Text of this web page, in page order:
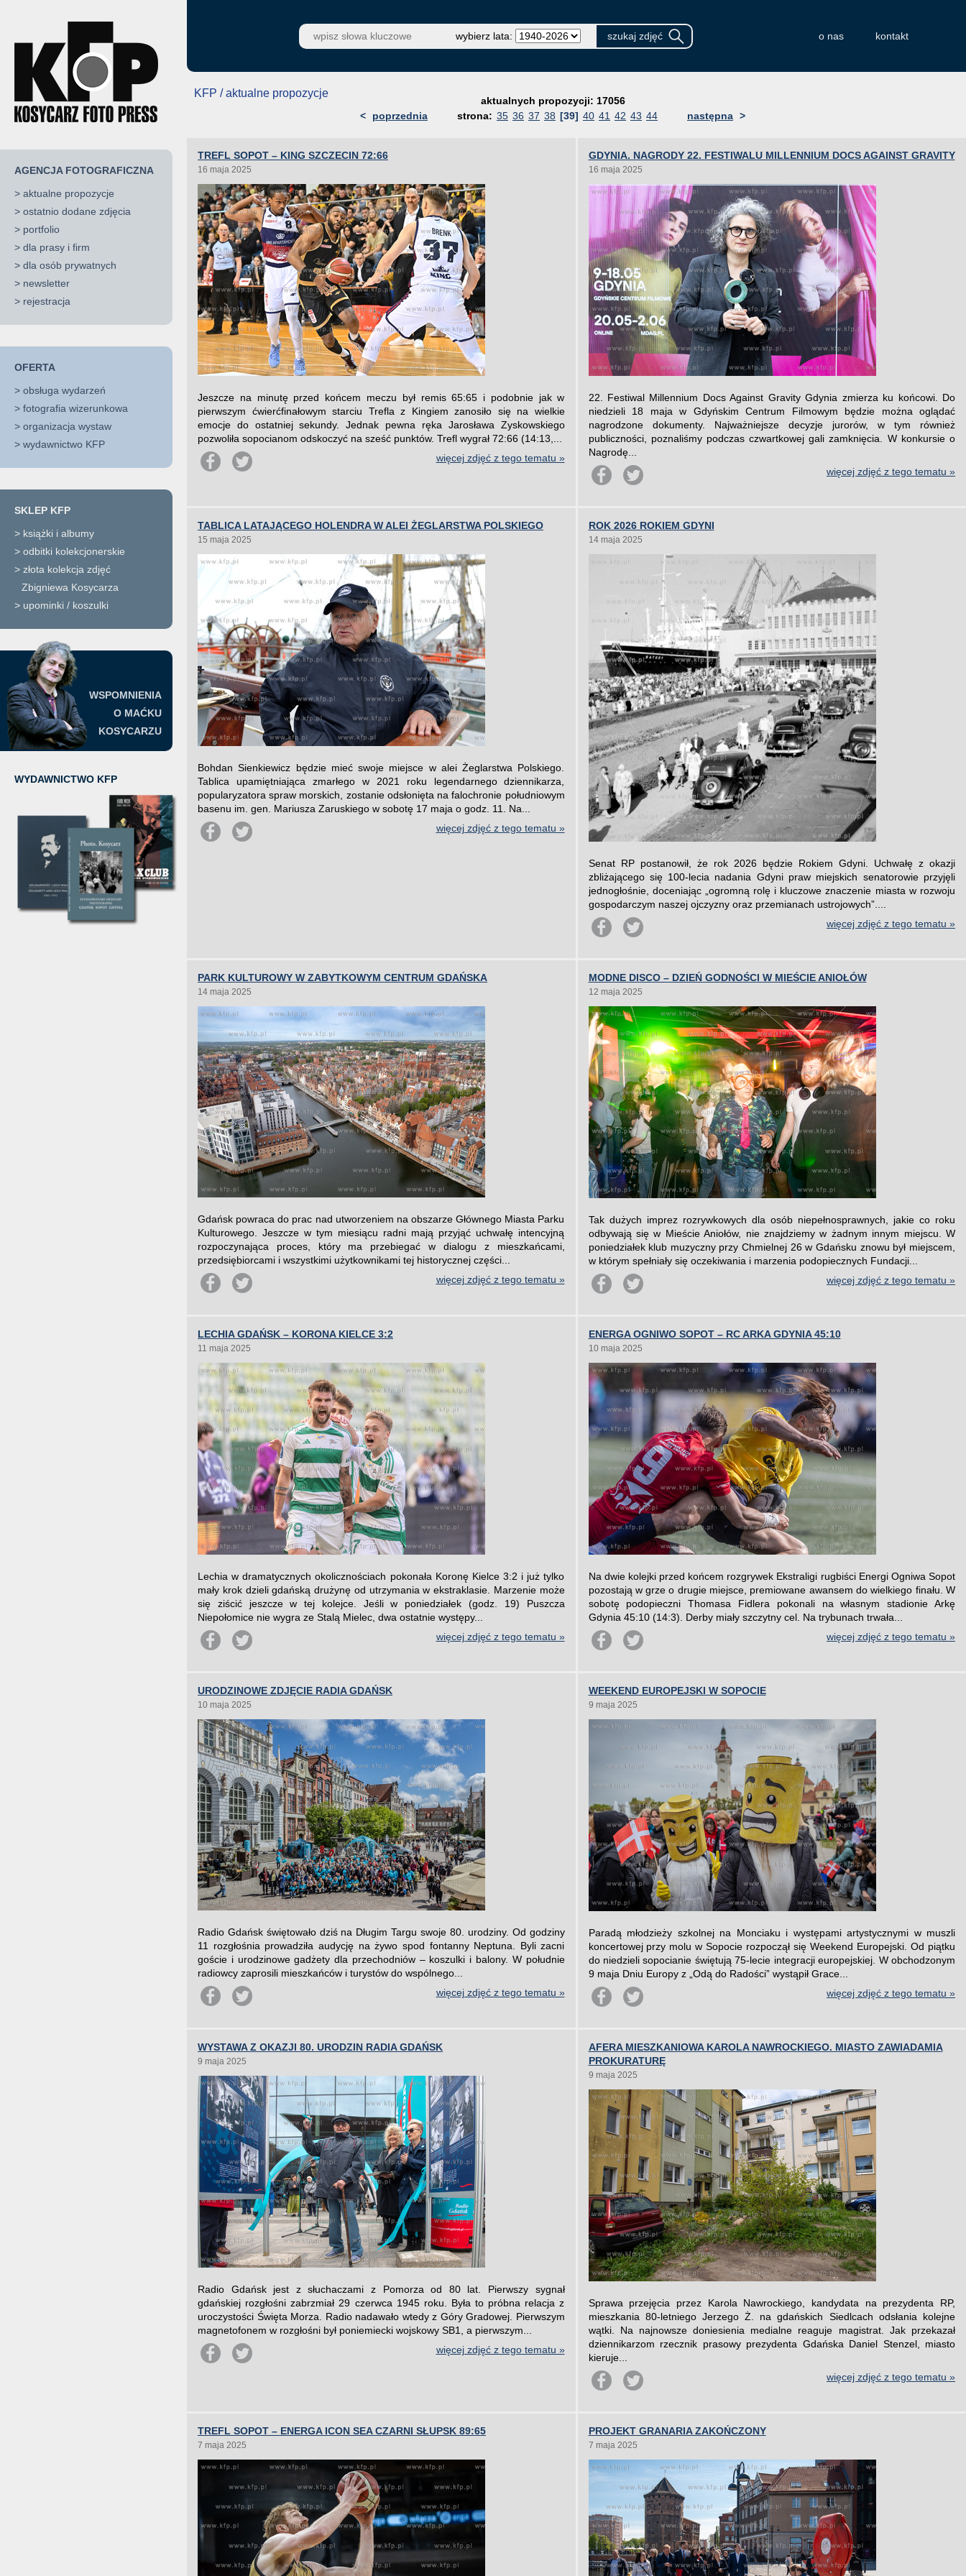
AGENCJA FOTOGRAFICZNA
> aktualne propozycje
> ostatnio dodane zdjęcia
> portfolio
> dla prasy i firm
> dla osób prywatnych
> newsletter
> rejestracja
OFERTA
> obsługa wydarzeń
> fotografia wizerunkowa
> organizacja wystaw
> wydawnictwo KFP
SKLEP KFP
> książki i albumy
> odbitki kolekcjonerskie
> złota kolekcja zdjęć
Zbigniewa Kosycarza
> upominki / koszulki
WSPOMNIENIA
O MAĆKU
KOSYCARZU
WYDAWNICTWO KFP
wybierz lata: o nas kontakt
KFP / aktualne propozycje
aktualnych propozycji: 17056
<
poprzednia strona: 35 36 37 38 [39] 40 41 42 43 44 następna >
TREFL SOPOT – KING SZCZECIN 72:66
16 maja 2025
Jeszcze na minutę przed końcem meczu był remis 65:65 i podobnie jak w
pierwszym ćwierćfinałowym starciu Trefla z Kingiem zanosiło się na wielkie
emocje do ostatniej sekundy. Jednak pewna ręka Jarosława Zyskowskiego
pozwoliła sopocianom odskoczyć na sześć punktów. Trefl wygrał 72:66 (14:13,...
więcej zdjęć z tego tematu »
GDYNIA. NAGRODY 22. FESTIWALU MILLENNIUM DOCS AGAINST GRAVITY
16 maja 2025
22. Festiwal Millennium Docs Against Gravity Gdynia zmierza ku końcowi. Do
niedzieli 18 maja w Gdyńskim Centrum Filmowym będzie można oglądać
nagrodzone dokumenty. Najważniejsze decyzje jurorów, w tym również
publiczności, poznaliśmy podczas czwartkowej gali zamknięcia. W konkursie o
Nagrodę...
więcej zdjęć z tego tematu »
TABLICA LATAJĄCEGO HOLENDRA W ALEI ŻEGLARSTWA POLSKIEGO
15 maja 2025
Bohdan Sienkiewicz będzie mieć swoje miejsce w alei Żeglarstwa Polskiego.
Tablica upamiętniająca zmarłego w 2021 roku legendarnego dziennikarza,
popularyzatora spraw morskich, zostanie odsłonięta na falochronie południowym
basenu im. gen. Mariusza Zaruskiego w sobotę 17 maja o godz. 11. Na...
więcej zdjęć z tego tematu »
ROK 2026 ROKIEM GDYNI
14 maja 2025
Senat RP postanowił, że rok 2026 będzie Rokiem Gdyni. Uchwałę z okazji
zbliżającego się 100-lecia nadania Gdyni praw miejskich senatorowie przyjęli
jednogłośnie, doceniając „ogromną rolę i kluczowe znaczenie miasta w rozwoju
gospodarczym naszej ojczyzny oraz przemianach ustrojowych”....
więcej zdjęć z tego tematu »
PARK KULTUROWY W ZABYTKOWYM CENTRUM GDAŃSKA
14 maja 2025
Gdańsk powraca do prac nad utworzeniem na obszarze Głównego Miasta Parku
Kulturowego. Jeszcze w tym miesiącu radni mają przyjąć uchwałę intencyjną
rozpoczynająca proces, który ma przebiegać w dialogu z mieszkańcami,
przedsiębiorcami i wszystkimi użytkownikami tej historycznej części...
więcej zdjęć z tego tematu »
MODNE DISCO – DZIEŃ GODNOŚCI W MIEŚCIE ANIOŁÓW
12 maja 2025
Tak dużych imprez rozrywkowych dla osób niepełnosprawnych, jakie co roku
odbywają się w Mieście Aniołów, nie znajdziemy w żadnym innym miejscu. W
poniedziałek klub muzyczny przy Chmielnej 26 w Gdańsku znowu był miejscem,
w którym spełniały się oczekiwania i marzenia podopiecznych Fundacji...
więcej zdjęć z tego tematu »
LECHIA GDAŃSK – KORONA KIELCE 3:2
11 maja 2025
Lechia w dramatycznych okolicznościach pokonała Koronę Kielce 3:2 i już tylko
mały krok dzieli gdańską drużynę od utrzymania w ekstraklasie. Marzenie może
się ziścić jeszcze w tej kolejce. Jeśli w poniedziałek (godz. 19) Puszcza
Niepołomice nie wygra ze Stalą Mielec, dwa ostatnie występy...
więcej zdjęć z tego tematu »
ENERGA OGNIWO SOPOT – RC ARKA GDYNIA 45:10
10 maja 2025
Na dwie kolejki przed końcem rozgrywek Ekstraligi rugbiści Energi Ogniwa Sopot
pozostają w grze o drugie miejsce, premiowane awansem do wielkiego finału. W
sobotę podopieczni Thomasa Fidlera pokonali na własnym stadionie Arkę
Gdynia 45:10 (14:3). Derby miały szczytny cel. Na trybunach trwała...
więcej zdjęć z tego tematu »
URODZINOWE ZDJĘCIE RADIA GDAŃSK
10 maja 2025
Radio Gdańsk świętowało dziś na Długim Targu swoje 80. urodziny. Od godziny
11 rozgłośnia prowadziła audycję na żywo spod fontanny Neptuna. Byli zacni
goście i urodzinowe gadżety dla przechodniów – koszulki i balony. W południe
radiowcy zaprosili mieszkańców i turystów do wspólnego...
więcej zdjęć z tego tematu »
WEEKEND EUROPEJSKI W SOPOCIE
9 maja 2025
Paradą młodzieży szkolnej na Monciaku i występami artystycznymi w muszli
koncertowej przy molu w Sopocie rozpoczął się Weekend Europejski. Od piątku
do niedzieli sopocianie świętują 75-lecie integracji europejskiej. W obchodzonym
9 maja Dniu Europy z „Odą do Radości” wystąpił Grace...
więcej zdjęć z tego tematu »
WYSTAWA Z OKAZJI 80. URODZIN RADIA GDAŃSK
9 maja 2025
Radio Gdańsk jest z słuchaczami z Pomorza od 80 lat. Pierwszy sygnał
gdańskiej rozgłośni zabrzmiał 29 czerwca 1945 roku. Była to próbna relacja z
uroczystości Święta Morza. Radio nadawało wtedy z Góry Gradowej. Pierwszym
magnetofonem w rozgłośni był poniemiecki wojskowy SB1, a pierwszym...
więcej zdjęć z tego tematu »
AFERA MIESZKANIOWA KAROLA NAWROCKIEGO. MIASTO ZAWIADAMIA
PROKURATURĘ
9 maja 2025
Sprawa przejęcia przez Karola Nawrockiego, kandydata na prezydenta RP,
mieszkania 80-letniego Jerzego Ż. na gdańskich Siedlcach odsłania kolejne
wątki. Na najnowsze doniesienia medialne reaguje magistrat. Jak przekazał
dziennikarzom rzecznik prasowy prezydenta Gdańska Daniel Stenzel, miasto
kieruje...
więcej zdjęć z tego tematu »
TREFL SOPOT – ENERGA ICON SEA CZARNI SŁUPSK 89:65
7 maja 2025
PROJEKT GRANARIA ZAKOŃCZONY
7 maja 2025